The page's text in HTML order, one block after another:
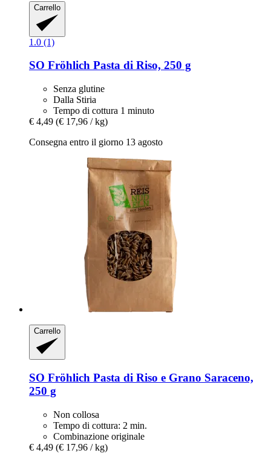
Carrello
1.0 (1)
SO Fröhlich Pasta di Riso, 250 g
Senza glutine
Dalla Stiria
Tempo di cottura 1 minuto
€ 4,49 (€ 17,96 / kg)
Consegna entro il giorno 13 agosto
Carrello
SO Fröhlich Pasta di Riso e Grano Saraceno,
250 g
Non collosa
Tempo di cottura: 2 min.
Combinazione originale
€ 4,49 (€ 17,96 / kg)